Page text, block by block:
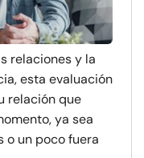
relaciones y la
esta evaluación
relación que
ya sea
o un poco fuera